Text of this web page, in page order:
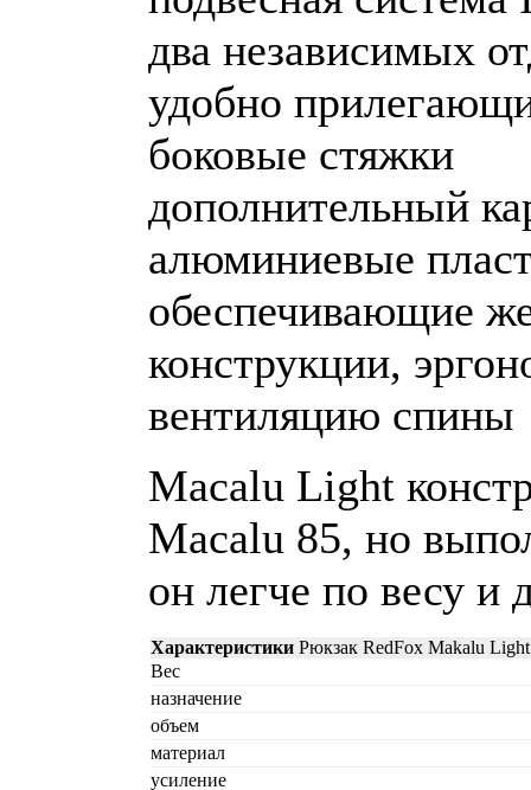
два независимых
удобно
боковые стяжки
дополнительный
алюминиевые
обеспечивающие
конструкции,
вентиляцию спины
Macalu Light
Macalu 85, но
он легче по весу и
Характеристики Рюкзак RedFox Makalu Light
Вес
назначение
объем
материал
усиление